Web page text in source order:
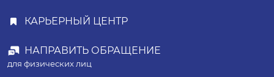
КАРЬЕРНЫЙ ЦЕНТР
НАПРАВИТЬ ОБРАЩЕНИЕ
для физических лиц